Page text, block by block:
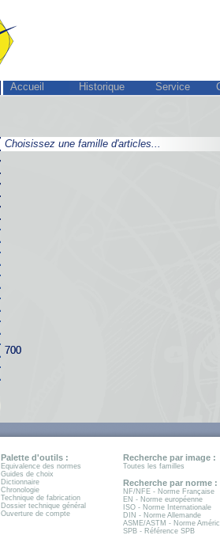
Accueil Historique Service
Choisissez une famille d'articles...
700
Choisissez une famille d'articles...
700
Palette d'outils :
Equivalence des normes
Guides de choix
Dictionnaire
Chronologie
Technique de fabrication
Dossier technique général
Ouverture de compte
Recherche par image :
Toutes les familles
Recherche par norme :
NF/NFE - Norme Française
EN - Norme européenne
ISO - Norme Internationale
DIN - Norme Allemande
ASME/ASTM - Norme
SPB - Référence SPB